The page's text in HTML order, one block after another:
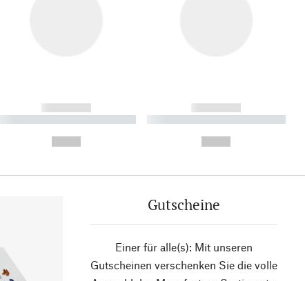
------------
----------- ----------- ----------
------------
----------- ----------- ----------
Gutscheine
Einer für alle(s): Mit unseren
Gutscheinen verschenken Sie die volle